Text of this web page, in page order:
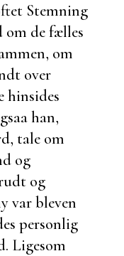
Stemning
om de fælles
om
over
hinsides
han,
tale om
og
og
var bleven
personlig
Ligesom